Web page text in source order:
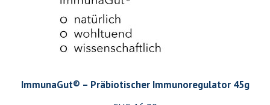
ImmunaGut® – Präbiotischer Immunoregulator 45g